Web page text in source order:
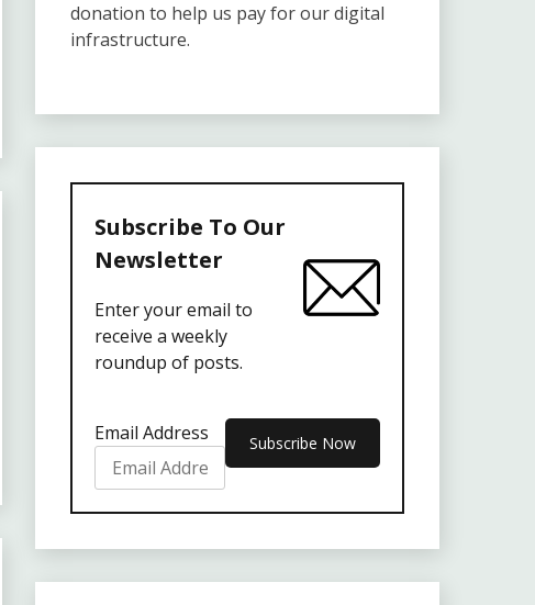
donation to help us pay for our digital
infrastructure.
Subscribe To Our
Newsletter
Enter your email to
receive a weekly
roundup of posts.
Email Address